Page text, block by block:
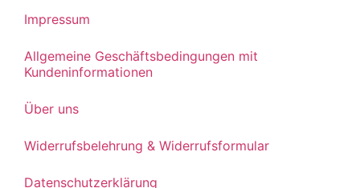
Impressum
Allgemeine Geschäftsbedingungen mit
Kundeninformationen
Über uns
Widerrufsbelehrung & Widerrufsformular
Datenschutzerklärung